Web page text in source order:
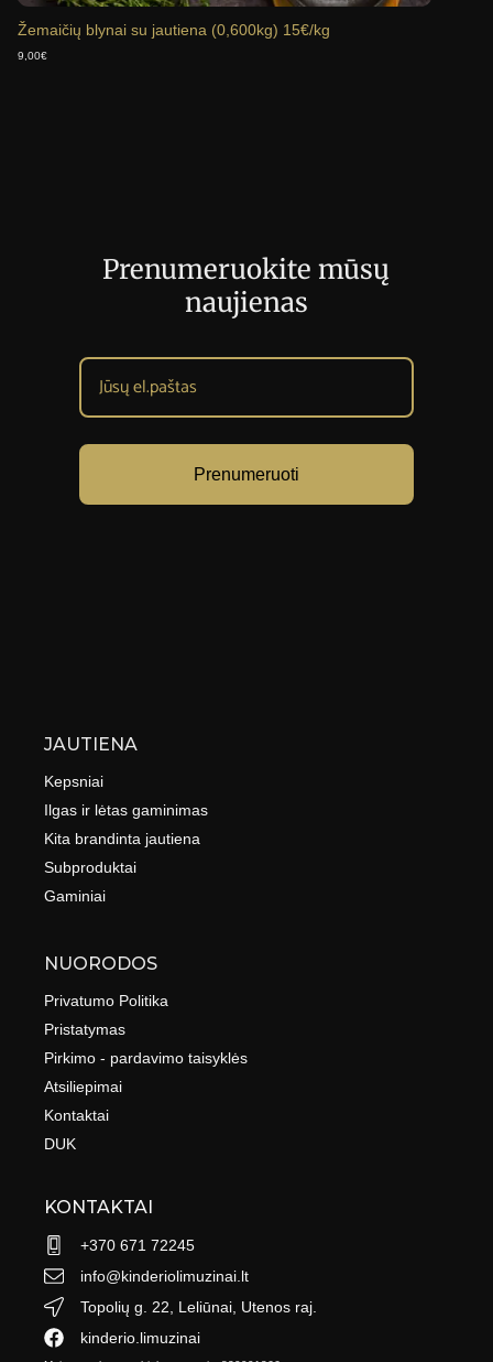
Žemaičių blynai su jautiena (0,600kg) 15€/kg
9,00€
Prenumeruokite mūsų
naujienas
Prenumeruoti
JAUTIENA
Kepsniai
Ilgas ir lėtas gaminimas
Kita brandinta jautiena
Subproduktai
Gaminiai
NUORODOS
Privatumo Politika
Pristatymas
Pirkimo - pardavimo taisyklės
Atsiliepimai
Kontaktai
DUK
KONTAKTAI
+370 671 72245
info@kinderiolimuzinai.lt
Topolių g. 22, Leliūnai, Utenos raj.
kinderio.limuzinai